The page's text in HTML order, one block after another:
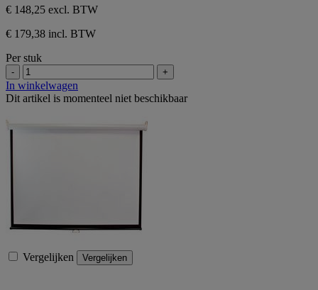
€ 148,25 excl. BTW
€ 179,38 incl. BTW
Per stuk
- +
In winkelwagen
Dit artikel is momenteel niet beschikbaar
Vergelijken Vergelijken